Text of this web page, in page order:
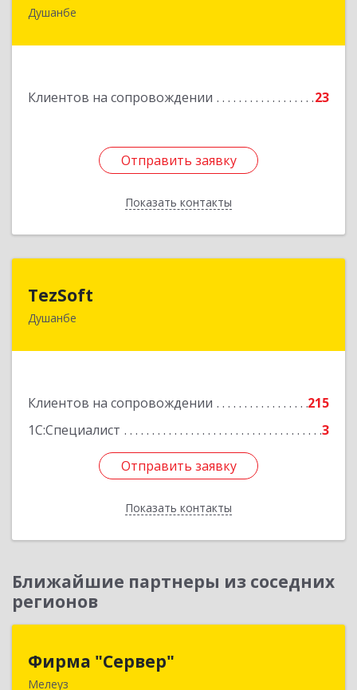
Душанбе
Клиентов на сопровождении 23
Отправить заявку
Показать контакты
Республика Таджикистан, 734013, г. Душанбе,
Отправить заявку
Назад
TezSoft
Душанбе
Клиентов на сопровождении
215
1С:Специалист
3
Отправить заявку
Показать контакты
Таджикистан, г. Душанбе, ул. Дружбы народов,
Отправить заявку
Назад
Ближайшие партнеры из соседних
регионов
Фирма "Сервер"
Мелеуз